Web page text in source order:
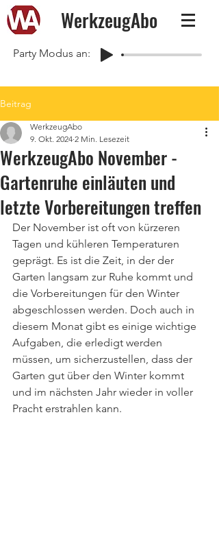
WerkzeugAbo
Party Modus an:
Beitrag
WerkzeugAbo November -
Gartenruhe einläuten und
letzte Vorbereitungen treffen
WerkzeugAbo
9. Okt. 2024 2 Min. Lesezeit
Der November ist oft von kürzeren
Tagen und kühleren Temperaturen
geprägt. Es ist die Zeit, in der der
Garten langsam zur Ruhe kommt und
die Vorbereitungen für den Winter
abgeschlossen werden. Doch auch in
diesem Monat gibt es einige wichtige
Aufgaben, die erledigt werden
müssen, um sicherzustellen, dass der
Garten gut über den Winter kommt
und im nächsten Jahr wieder in voller
Pracht erstrahlen kann.